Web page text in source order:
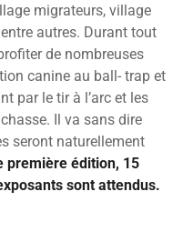
migrateurs, village
autres. Durant tout
de nombreuses
canine au ball- trap et
par le tir à l’arc et les
Il va sans dire
seront naturellement
première édition, 15
sont attendus.